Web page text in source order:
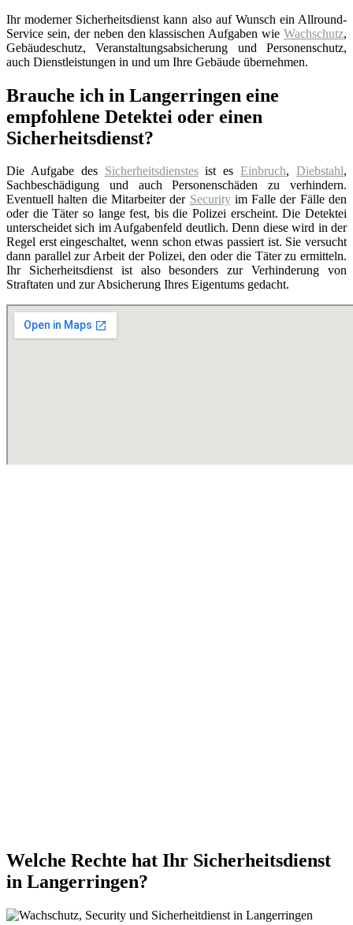
Ihr moderner Sicherheitsdienst kann also auf Wunsch ein Allround-
Service sein, der neben den klassischen Aufgaben wie Wachschutz,
Gebäudeschutz, Veranstaltungsabsicherung und Personenschutz,
auch Dienstleistungen in und um Ihre Gebäude übernehmen.
Brauche ich in Langerringen eine
empfohlene Detektei oder einen
Sicherheitsdienst?
Die Aufgabe des Sicherheitsdienstesist esEinbruch,Diebstahl,
Sachbeschädigung und auch Personenschäden zu verhindern.
Eventuell halten die Mitarbeiter der Securityim Falle der Fälle den
oder die Täter so lange fest, bis die Polizei erscheint. Die Detektei
unterscheidet sich im Aufgabenfeld deutlich. Denn diese wird in der
Regel erst eingeschaltet, wenn schon etwas passiert ist. Sie versucht
dann parallel zur Arbeit der Polizei, den oder die Täter zu ermitteln.
Ihr Sicherheitsdienst ist also besonders zur Verhinderung von
Straftaten und zur Absicherung Ihres Eigentums gedacht.
Welche Rechte hat Ihr Sicherheitsdienst
in Langerringen?